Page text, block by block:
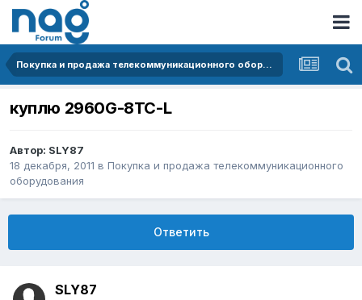
Покупка и продажа телекоммуникационного оборудования
куплю 2960G-8TC-L
Автор: SLY87
18 декабря, 2011 в Покупка и продажа телекоммуникационного
оборудования
Ответить
SLY87